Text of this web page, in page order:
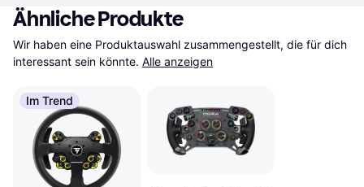
Ähnliche Produkte
Wir haben eine Produktauswahl zusammengestellt, die für dich
interessant sein könnte. Alle anzeigen
Im Trend